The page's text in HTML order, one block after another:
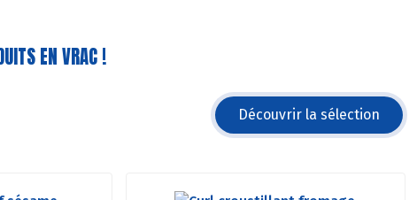
EN VRAC !
Découvrir la sélection